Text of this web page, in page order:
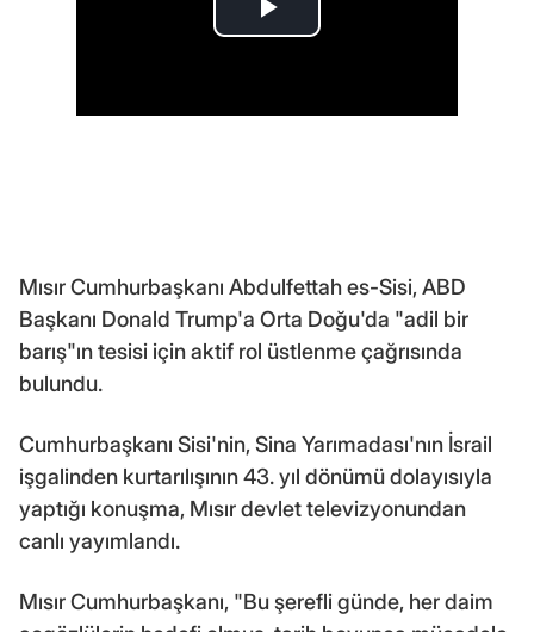
Mısır Cumhurbaşkanı Abdulfettah es-Sisi, ABD
Başkanı Donald Trump'a Orta Doğu'da "adil bir
barış"ın tesisi için aktif rol üstlenme çağrısında
bulundu.
Cumhurbaşkanı Sisi'nin, Sina Yarımadası'nın İsrail
işgalinden kurtarılışının 43. yıl dönümü dolayısıyla
yaptığı konuşma, Mısır devlet televizyonundan
canlı yayımlandı.
Mısır Cumhurbaşkanı, "Bu şerefli günde, her daim